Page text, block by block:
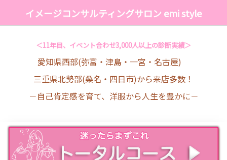
イメージコンサルティングサロン emi style
＜11年目、イベント合わせ3,000人以上の診断実績＞
愛知県西部(弥富・津島・一宮・名古屋)
三重県北勢部(桑名・四日市)から来店多数！
－自己肯定感を育て、洋服から人生を豊かに－